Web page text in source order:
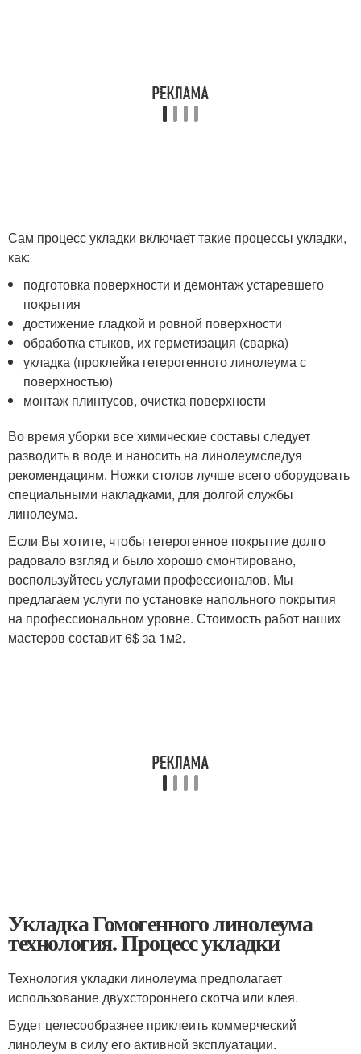
Сам процесс укладки включает такие процессы укладки,
как:
подготовка поверхности и демонтаж устаревшего
покрытия
достижение гладкой и ровной поверхности
обработка стыков, их герметизация (сварка)
укладка (проклейка гетерогенного линолеума с
поверхностью)
монтаж плинтусов, очистка поверхности
Во время уборки все химические составы следует
разводить в воде и наносить на линолеумследуя
рекомендациям. Ножки столов лучше всего оборудовать
специальными накладками, для долгой службы
линолеума.
Если Вы хотите, чтобы гетерогенное покрытие долго
радовало взгляд и было хорошо смонтировано,
воспользуйтесь услугами профессионалов. Мы
предлагаем услуги по установке напольного покрытия
на профессиональном уровне. Стоимость работ наших
мастеров составит 6$ за 1м2.
Укладка Гомогенного линолеума
технология. Процесс укладки
Технология укладки линолеума предполагает
использование двухстороннего скотча или клея.
Будет целесообразнее приклеить коммерческий
линолеум в силу его активной эксплуатации.